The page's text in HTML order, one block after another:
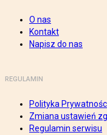
O nas
Kontakt
Napisz do nas
REGULAMIN
Polityka
Zmiana ustawień
Regulamin serwisu